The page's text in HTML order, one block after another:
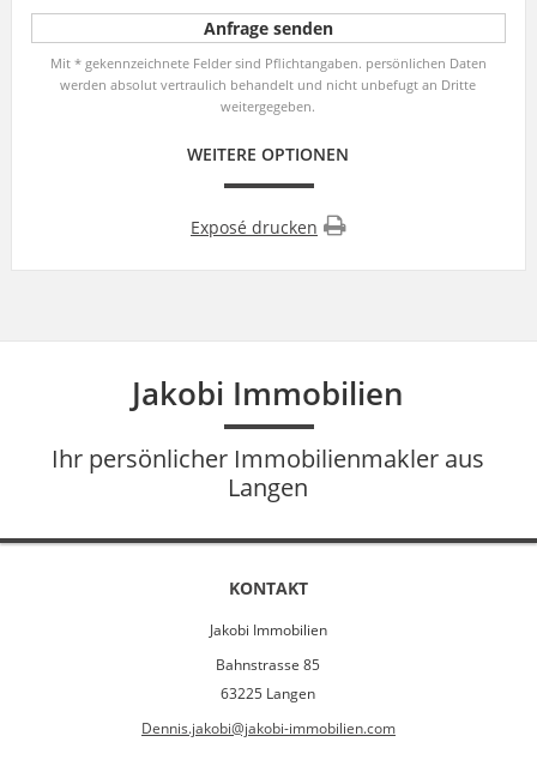
Mit * gekennzeichnete Felder sind Pflichtangaben. persönlichen Daten
werden absolut vertraulich behandelt und nicht unbefugt an Dritte
weitergegeben.
WEITERE OPTIONEN
Exposé drucken
Jakobi Immobilien
Ihr persönlicher Immobilienmakler aus
Langen
KONTAKT
Jakobi Immobilien
Bahnstrasse 85
63225 Langen
Dennis.jakobi@jakobi-immobilien.com